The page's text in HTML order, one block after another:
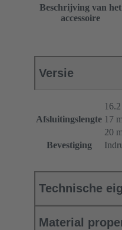
Beschrijving van het
accessoire
Versie
Afsluitingslengte 17
20
Bevestiging
Technische
Material